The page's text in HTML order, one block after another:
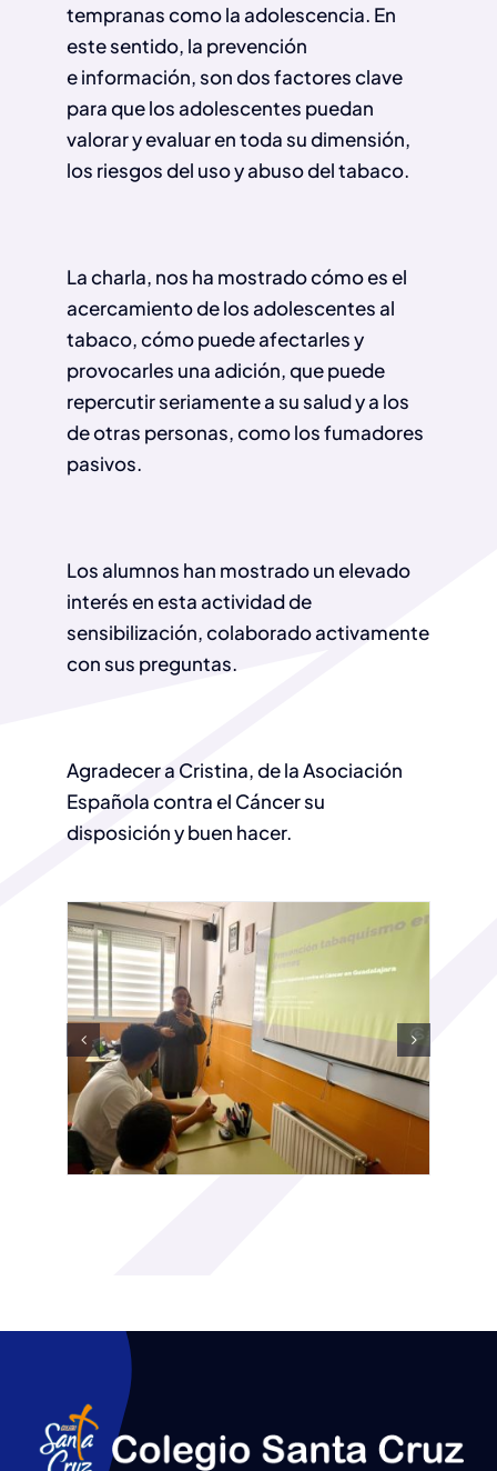
tempranas como la adolescencia. En
este sentido, la prevención
e información, son dos factores clave
para que los adolescentes puedan
valorar y evaluar en toda su dimensión,
los riesgos del uso y abuso del tabaco.
La charla, nos ha mostrado cómo es el
acercamiento de los adolescentes al
tabaco, cómo puede afectarles y
provocarles una adición, que puede
repercutir seriamente a su salud y a los
de otras personas, como los fumadores
pasivos.
Los alumnos han mostrado un elevado
interés en esta actividad de
sensibilización, colaborado activamente
con sus preguntas.
Agradecer a Cristina, de la Asociación
Española contra el Cáncer su
disposición y buen hacer.